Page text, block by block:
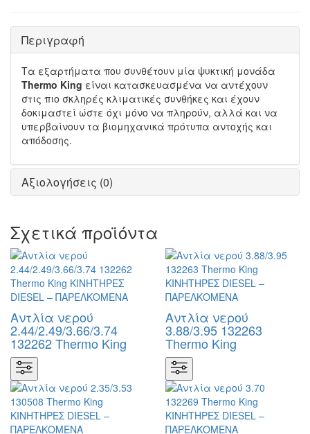
Περιγραφή
Τα εξαρτήματα που συνθέτουν μία ψυκτική μονάδα
Thermo King είναι κατασκευασμένα να αντέχουν
στις πιο σκληρές κλιματικές συνθήκες και έχουν
δοκιμαστεί ώστε όχι μόνο να πληρούν, αλλά και να
υπερβαίνουν τα βιομηχανικά πρότυπα αντοχής και
απόδοσης.
Αξιολογήσεις (0)
Σχετικά προϊόντα
Αντλία νερού
2.44/2.49/3.66/3.74
132262 Thermo King
Αντλία νερού
3.88/3.95 132263
Thermo King